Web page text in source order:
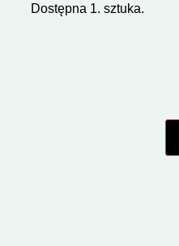
Dostępna 1. sztuka.